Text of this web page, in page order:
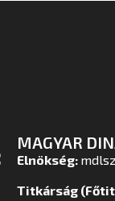
MAGYAR
Elnökség:
Titkárság